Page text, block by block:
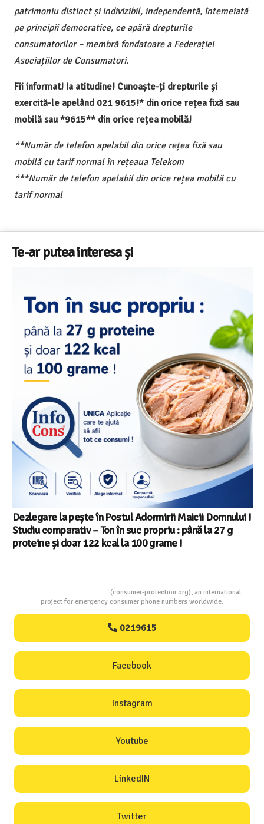
patrimoniu distinct și indivizibil, independentă, întemeiată
pe principii democratice, ce apără drepturile
consumatorilor – membră fondatoare a Federației
Asociațiilor de Consumatori.
Fii informat! Ia atitudine! Cunoaște-ți drepturile și
exercită-le apelând 021 9615!* din orice rețea fixă sau
mobilă sau *9615** din orice rețea mobilă!
**Număr de telefon apelabil din orice rețea fixă sau
mobilă cu tarif normal în rețeaua Telekom
***Număr de telefon apelabil din orice rețea mobilă cu
tarif normal
Te-ar putea interesa și
Dezlegare la pește în Postul Adormirii Maicii Domnului !
Studiu comparativ – Ton în suc propriu : până la 27 g
proteine și doar 122 kcal la 100 grame !
(consumer-protection.org), an international
project for emergency consumer phone numbers worldwide.
0219615
Facebook
Instagram
Youtube
LinkedIN
Twitter